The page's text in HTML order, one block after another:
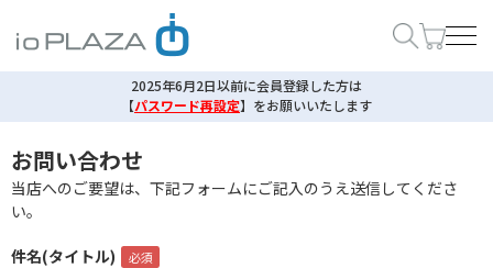
2025年6月2日以前に会員登録した方は
【パスワード再設定】 をお願いいたします
お問い合わせ
当店へのご要望は、下記フォームにご記入のうえ送信してくださ
い。
件名(タイトル)